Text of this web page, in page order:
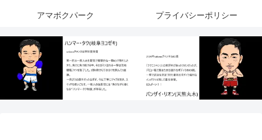
アマボクパーク プライバシーポリシー